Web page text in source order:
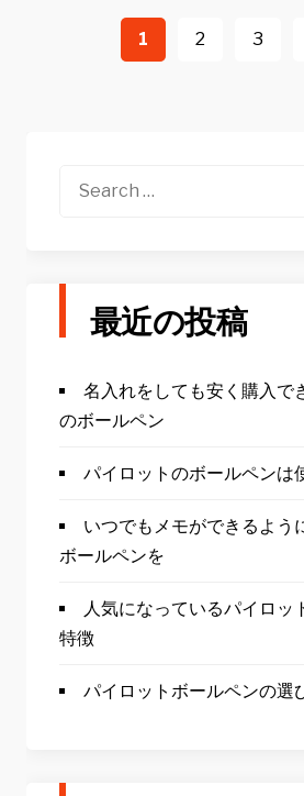
1 2 3
Search
最近の投稿
名入れをしても安く購入で
のボールペン
パイロットのボールペンは
いつでもメモができるよう
ボールペンを
人気になっているパイロッ
特徴
パイロットボールペンの選